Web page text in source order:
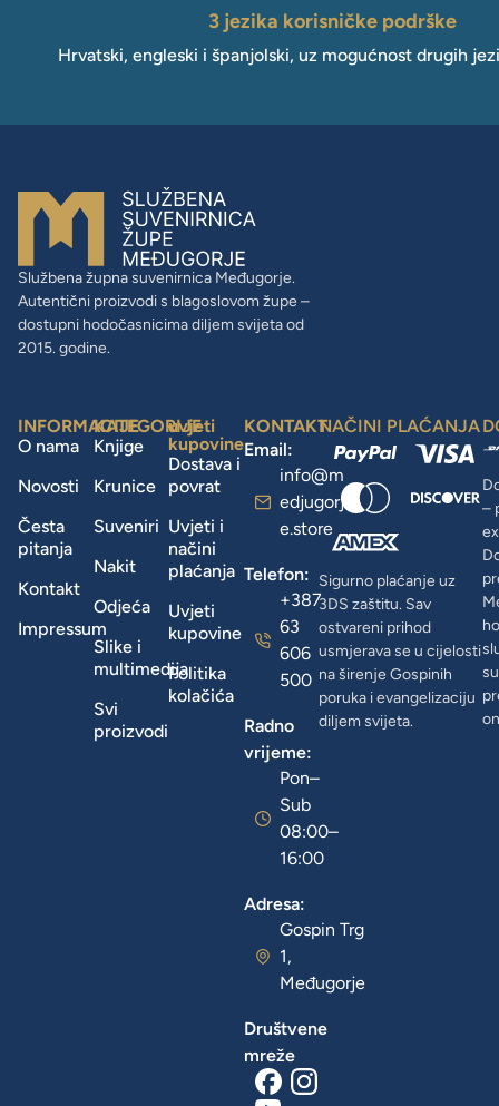
3 jezika korisničke podrške
Hrvatski, engleski i španjolski, uz mogućnost drugih
Službena župna suvenirnica Međugorje.
Autentični proizvodi s blagoslovom župe –
dostupni hodočasnicima diljem svijeta od
2015. godine.
INFORMACIJE
O nama
Novosti
Česta
pitanja
Kontakt
Impressum
KATEGORIJE
Knjige
Krunice
Suveniri
Nakit
Odjeća
Slike i
multimedija
Svi
proizvodi
uvjeti
kupovine
Dostava i
povrat
Uvjeti i
načini
plaćanja
Uvjeti
kupovine
Politika
kolačića
KONTAKT
Email:
info@m
edjugorj
e.store
Telefon:
+387
63
606
500
Radno
vrijeme:
Pon–
Sub
08:00–
16:00
Adresa:
Gospin Trg
1,
Međugorje
Društvene
mreže
NAČINI PLAĆANJA
Sigurno plaćanje uz
3DS zaštitu. Sav
ostvareni prihod
usmjerava se u cijelosti
na širenje Gospinih
poruka i evangelizaciju
diljem svijeta.
–